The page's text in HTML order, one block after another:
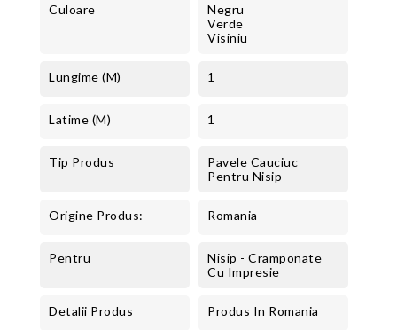
Culoare
Negru
Verde
Visiniu
Lungime (m) 1
Latime (m) 1
Tip Produs
Pavele Cauciuc
Pentru Nisip
Origine Produs: Romania
Pentru
Nisip - Cramponate
Cu Impresie
Detalii Produs Produs In Romania